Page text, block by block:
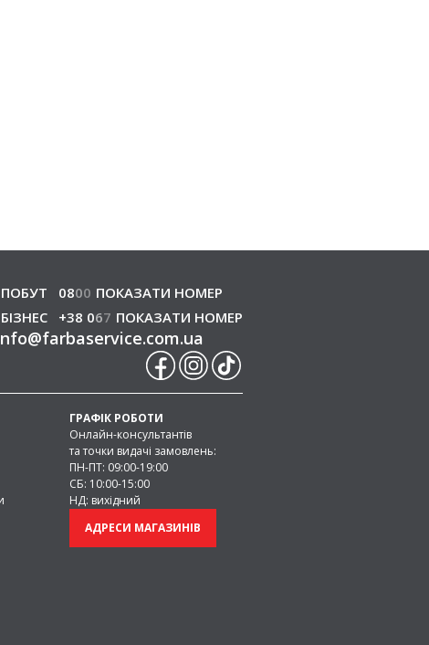
ПОБУТ 0800 ПОКАЗАТИ НОМЕР
БІЗНЕС
+38 067 ПОКАЗАТИ НОМЕР
@farbaservice.com.ua
ГРАФІК РОБОТИ
Онлайн-консультантів
та точки видачі замовлень:
ПН-ПТ: 09:00-19:00
СБ: 10:00-15:00
НД: вихідний
АДРЕСИ МАГАЗИНІВ